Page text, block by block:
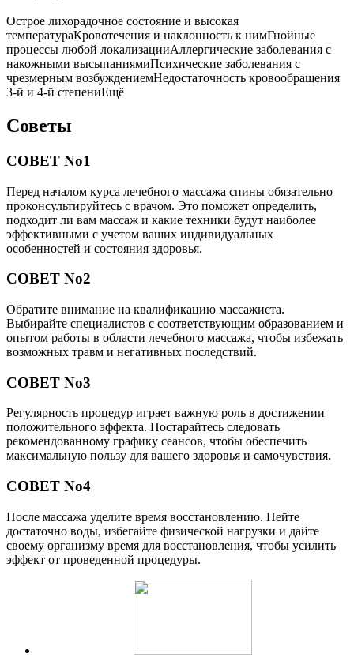
Острое лихорадочное состояние и высокая
температураКровотечения и наклонность к нимГнойные
процессы любой локализацииАллергические заболевания с
накожными высыпаниямиПсихические заболевания с
чрезмерным возбуждениемНедостаточность кровообращения
3-й и 4-й степениЕщё
Советы
СОВЕТ No1
Перед началом курса лечебного массажа спины обязательно
проконсультируйтесь с врачом. Это поможет определить,
подходит ли вам массаж и какие техники будут наиболее
эффективными с учетом ваших индивидуальных
особенностей и состояния здоровья.
СОВЕТ No2
Обратите внимание на квалификацию массажиста.
Выбирайте специалистов с соответствующим образованием и
опытом работы в области лечебного массажа, чтобы избежать
возможных травм и негативных последствий.
СОВЕТ No3
Регулярность процедур играет важную роль в достижении
положительного эффекта. Постарайтесь следовать
рекомендованному графику сеансов, чтобы обеспечить
максимальную пользу для вашего здоровья и самочувствия.
СОВЕТ No4
После массажа уделите время восстановлению. Пейте
достаточно воды, избегайте физической нагрузки и дайте
своему организму время для восстановления, чтобы усилить
эффект от проведенной процедуры.